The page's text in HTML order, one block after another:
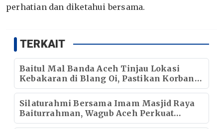
perhatian dan diketahui bersama.
TERKAIT
Baitul Mal Banda Aceh Tinjau Lokasi
Kebakaran di Blang Oi, Pastikan Korban
Mendapat Dukungan Kebutuhan Pokok
Silaturahmi Bersama Imam Masjid Raya
Baiturrahman, Wagub Aceh Perkuat
Sinergi dengan Ulama